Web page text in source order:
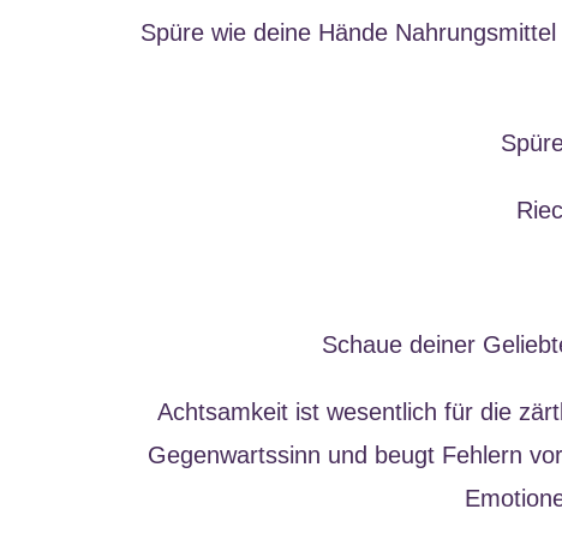
Spüre wie deine Hände
Schaue deiner
Achtsamkeit ist wesentlich für die
Gegenwartssinn und beugt Fehlern